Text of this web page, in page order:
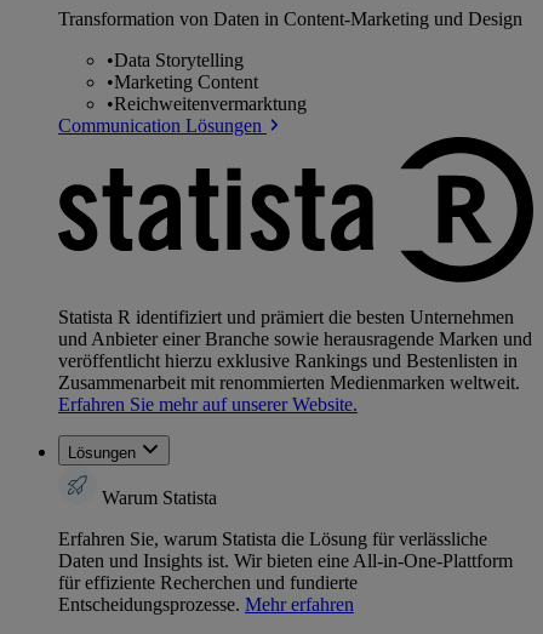
Transformation von Daten in Content-Marketing und Design
•Data Storytelling
•Marketing Content
•Reichweitenvermarktung
Communication Lösungen
Statista R identifiziert und prämiert die besten Unternehmen
und Anbieter einer Branche sowie herausragende Marken und
veröffentlicht hierzu exklusive Rankings und Bestenlisten in
Zusammenarbeit mit renommierten Medienmarken weltweit.
Erfahren Sie mehr auf unserer Website.
Lösungen
Warum Statista
Erfahren Sie, warum Statista die Lösung für verlässliche
Daten und Insights ist. Wir bieten eine All-in-One-Plattform
für effiziente Recherchen und fundierte
Entscheidungsprozesse. Mehr erfahren